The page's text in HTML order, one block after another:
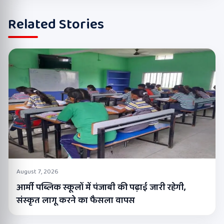
Related Stories
August 7, 2026
आर्मी पब्लिक स्कूलों में पंजाबी की पढ़ाई जारी रहेगी,
संस्कृत लागू करने का फैसला वापस